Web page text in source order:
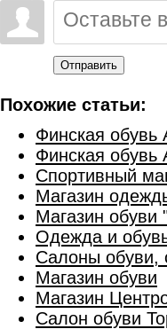
Отправить
Похожие статьи:
Финская
Финская
Спортивный
Магазин
Магазин обуви
Одежда и
Салоны обуви,
Магазин обуви
Магазин
Салон обуви